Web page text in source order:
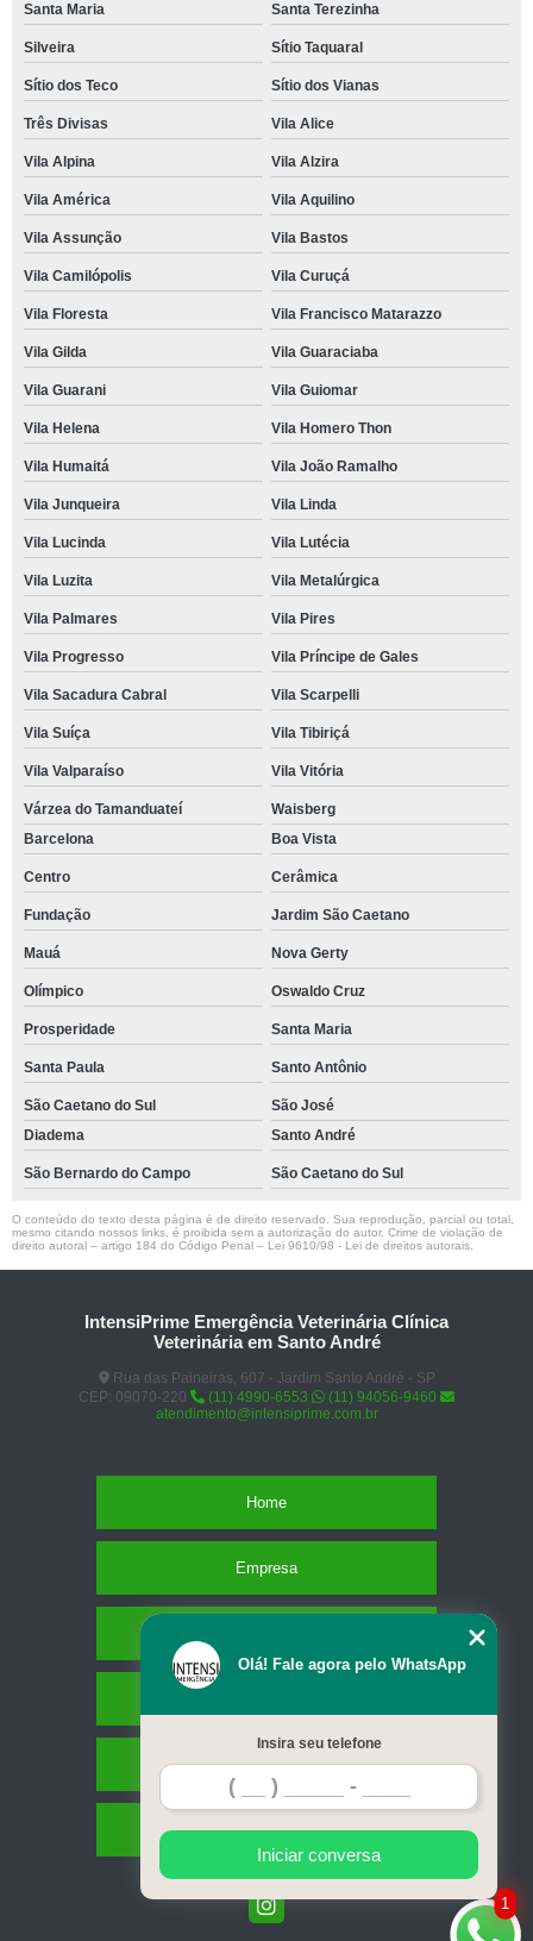
Santa Maria Santa Terezinha
Silveira Sítio Taquaral
Sítio dos Teco Sítio dos Vianas
Três Divisas Vila Alice
Vila Alpina Vila Alzira
Vila América Vila Aquilino
Vila Assunção Vila Bastos
Vila Camilópolis Vila Curuçá
Vila Floresta Vila Francisco Matarazzo
Vila Gilda Vila Guaraciaba
Vila Guarani Vila Guiomar
Vila Helena Vila Homero Thon
Vila Humaitá Vila João Ramalho
Vila Junqueira Vila Linda
Vila Lucinda Vila Lutécia
Vila Luzita Vila Metalúrgica
Vila Palmares Vila Pires
Vila Progresso Vila Príncipe de Gales
Vila Sacadura Cabral Vila Scarpelli
Vila Suíça Vila Tibiriçá
Vila Valparaíso Vila Vitória
Várzea do Tamanduateí
Waisberg
Barcelona
Boa Vista
Centro Cerâmica
Fundação Jardim São Caetano
Mauá Nova Gerty
Olímpico Oswaldo Cruz
Prosperidade Santa Maria
Santa Paula Santo Antônio
São Caetano do Sul
São José
Diadema
Santo André
São Bernardo do Campo São Caetano do Sul
O conteúdo do texto desta página é de direito reservado. Sua reprodução, parcial ou total,
mesmo citando nossos links, é proibida sem a autorização do autor. Crime de violação de
direito autoral – artigo 184 do Código Penal – Lei 9610/98 - Lei de direitos autorais
IntensiPrime Emergência Veterinária Clínica
Veterinária em Santo André
Rua das Paineiras, 607 - Jardim Santo André - SP
CEP: 09070-220
(11) 4990-6553
(11) 94056-9460
atendimento@intensiprime.com.br
Home
Empresa
Contato
Mapa do site
1
Olá! Fale agora pelo WhatsApp
Insira seu telefone
Iniciar conversa